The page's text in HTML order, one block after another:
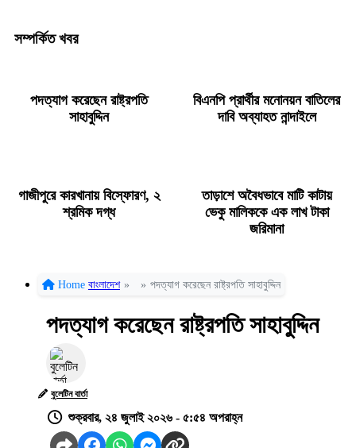
সম্পর্কিত খবর
পদত্যাগ করেছেন রাষ্ট্রপতি
সাহাবুদ্দিন
বিএনপি প্রার্থীর মনোনয়ন বাতিলের
দাবি অব্যাহত নান্দাইলে
গাজীপুরে কারখানায় বিস্ফোরণ, ২
শ্রমিক দগ্ধ
তাড়াশে অবৈধভাবে মাটি কাটায়
ভেকু মালিককে এক লাখ টাকা
জরিমানা
Home বাংলাদেশ » » পদত্যাগ করেছেন রাষ্ট্রপতি সাহাবুদ্দিন
পদত্যাগ করেছেন রাষ্ট্রপতি সাহাবুদ্দিন
বুলেটিন বার্তা
শুক্রবার, ২৪ জুলাই ২০২৬ - ৫:৫৪ অপরাহ্ন